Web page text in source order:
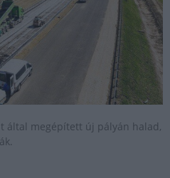
által megépített új pályán halad,